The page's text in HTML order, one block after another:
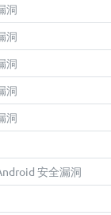
洞
洞
洞
洞
洞
安全漏洞